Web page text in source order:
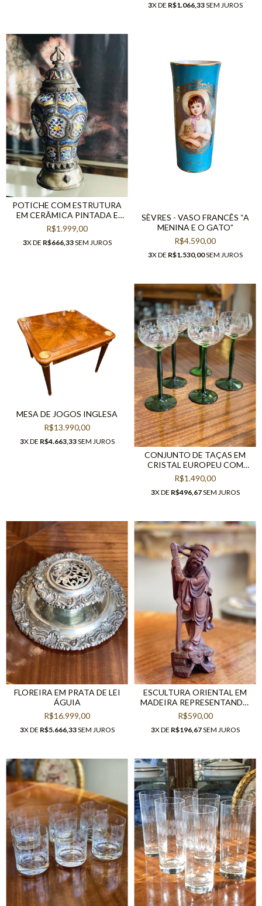
3X DE R$1.066,33SEM JUROS
POTICHE COM ESTRUTURA
EM CERÂMICA PINTADA E
ORNADA EM METAL
R$1.999,00
3X DE R$666,33SEM JUROS
SÈVRES - VASO FRANCÊS “A
MENINA E O GATO”
R$4.590,00
3X DE R$1.530,00SEM JUROS
MESA DE JOGOS INGLESA
R$13.990,00
3X DE R$4.663,33SEM JUROS
CONJUNTO DE TAÇAS EM
CRISTAL EUROPEU COM
FLORES EM SATINÉ
R$1.490,00
3X DE R$496,67SEM JUROS
FLOREIRA EM PRATA DE LEI
ÁGUIA
R$16.999,00
3X DE R$5.666,33SEM JUROS
ESCULTURA ORIENTAL EM
MADEIRA REPRESENTANDO
“SÁBIO”
R$590,00
3X DE R$196,67SEM JUROS